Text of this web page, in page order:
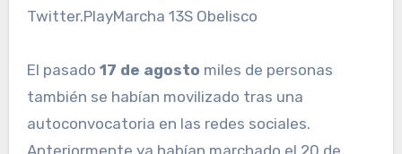
Twitter.PlayMarcha 13S Obelisco
El pasado 17 de agosto miles de personas
también se habían movilizado tras una
autoconvocatoria en las redes sociales.